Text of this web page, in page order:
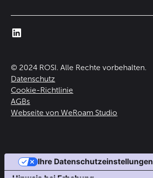
© 2024 ROSI. Alle Rechte vorbehalten.
Datenschutz
Cookie-Richtlinie
AGBs
Webseite von WeRoam Studio
Ihre Datenschutzeinstellungen